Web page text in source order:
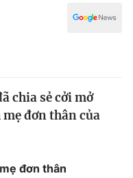
chia sẻ cởi mở
đơn thân của
đơn thân